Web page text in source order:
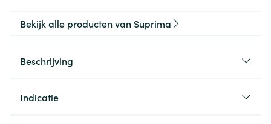
Bekijk alle producten van Suprima
Beschrijving
Indicatie